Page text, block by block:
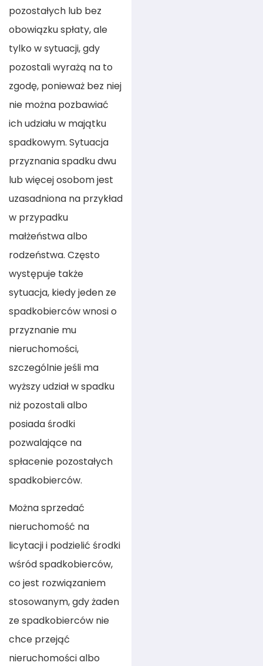
pozostałych lub bez
obowiązku spłaty, ale
tylko w sytuacji, gdy
pozostali wyrażą na to
zgodę, ponieważ bez niej
nie można pozbawiać
ich udziału w majątku
spadkowym. Sytuacja
przyznania spadku dwu
lub więcej osobom jest
uzasadniona na przykład
w przypadku
małżeństwa albo
rodzeństwa. Często
występuje także
sytuacja, kiedy jeden ze
spadkobierców wnosi o
przyznanie mu
nieruchomości,
szczególnie jeśli ma
wyższy udział w spadku
niż pozostali albo
posiada środki
pozwalające na
spłacenie pozostałych
spadkobierców.
Można sprzedać
nieruchomość na
licytacji i podzielić środki
wśród spadkobierców,
co jest rozwiązaniem
stosowanym, gdy żaden
ze spadkobierców nie
chce przejąć
nieruchomości albo